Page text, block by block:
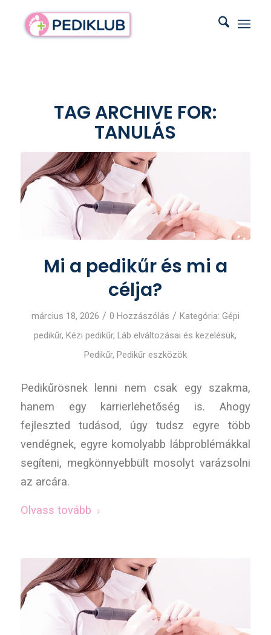
TAG ARCHIVE FOR:
TANULÁS
Mi a pedikűr és mi a
célja?
március 18, 2026 / 0 Hozzászólás / Kategória: Gépi
pedikűr,Kézi pedikűr,Láb elváltozásai és kezelésük,
Pedikűr, Pedikűr eszközök
Pedikűrösnek lenni nem csak egy szakma,
hanem egy karrierlehetőség is. Ahogy
fejleszted tudásod, úgy tudsz egyre több
vendégnek, egyre komolyabb lábproblémákkal
segíteni, megkönnyebbült mosolyt varázsolni
az arcára.
Olvass tovább